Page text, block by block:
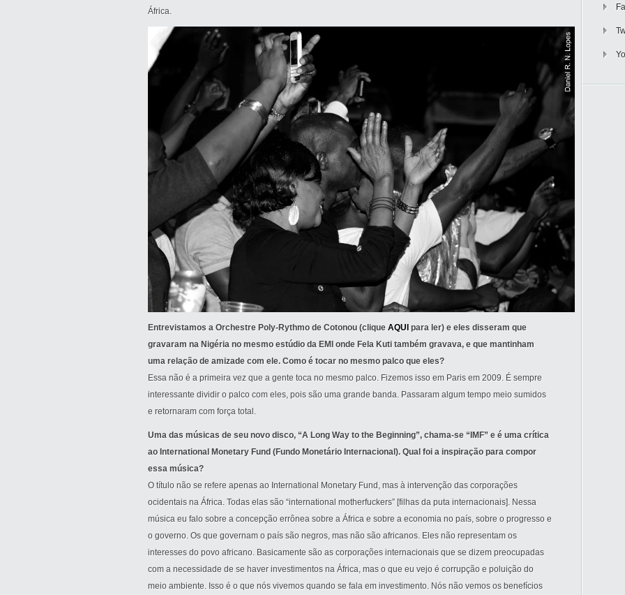
África.
Entrevistamos a Orchestre Poly-Rythmo de Cotonou (clique AQUI para ler) e eles disseram que
gravaram na Nigéria no mesmo estúdio da EMI onde Fela Kuti também gravava, e que mantinham
uma relação de amizade com ele. Como é tocar no mesmo palco que eles?
Essa não é a primeira vez que a gente toca no mesmo palco. Fizemos isso em Paris em 2009. É sempre
interessante dividir o palco com eles, pois são uma grande banda. Passaram algum tempo meio sumidos
e retornaram com força total.
Uma das músicas de seu novo disco, “A Long Way to the Beginning”, chama-se “IMF” e é uma crítica
ao International Monetary Fund (Fundo Monetário Internacional). Qual foi a inspiração para compor
essa música?
O título não se refere apenas ao International Monetary Fund, mas à intervenção das corporações
ocidentais na África. Todas elas são “international motherfuckers” [filhas da puta internacionais]. Nessa
música eu falo sobre a concepção errônea sobre a África e sobre a economia no país, sobre o progresso e
o governo. Os que governam o país são negros, mas não são africanos. Eles não representam os
interesses do povo africano. Basicamente são as corporações internacionais que se dizem preocupadas
com a necessidade de se haver investimentos na África, mas o que eu vejo é corrupção e poluição do
meio ambiente. Isso é o que nós vivemos quando se fala em investimento. Nós não vemos os benefícios